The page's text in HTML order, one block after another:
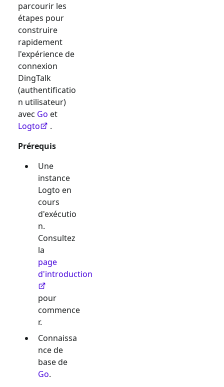
parcourir les
étapes pour
construire
rapidement
l'expérience de
connexion
DingTalk
(authentificatio
n utilisateur)
avec Go et
Logto
.
Prérequis
Une
instance
Logto en
cours
d'exécutio
n.
Consultez
la
page
d'introduction
pour
commence
r.
Connaissa
nce de
base de
Go.